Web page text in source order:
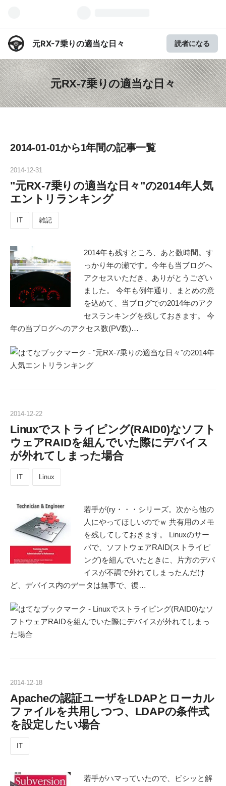
元RX-7乗りの適当な日々 読者になる
元RX-7乗りの適当な日々
2014-01-01から1年間の記事一覧
2014-12-31
"元RX-7乗りの適当な日々"の2014年人気
エントリランキング
IT 雑記
2014年も残すところ、あと数時間。す
っかり年の瀬です。今年も当ブログへ
アクセスいただき、ありがとうござい
ました。 今年も例年通り、まとめの意
を込めて、当ブログでの2014年のアク
セスランキングを残しておきます。 今
年の当ブログへのアクセス数(PV数)…
2014-12-22
Linuxでストライピング(RAID0)なソフト
ウェアRAIDを組んでいた際にデバイス
が外れてしまった場合
IT Linux
若手が(ry・・・シリーズ。次から他の
人にやってほしいのでｗ 共有用のメモ
を残してしておきます。 Linuxのサー
バで、ソフトウェアRAID(ストライピ
ング)を組んでいたときに、片方のデバ
イスが不調で外れてしまったんだけ
ど、デバイス内のデータは無事で、復…
2014-12-18
Apacheの認証ユーザをLDAPとローカル
ファイルを共用しつつ、LDAPの条件式
を設定したい場合
IT
若手がハマっていたので、ビシッと解